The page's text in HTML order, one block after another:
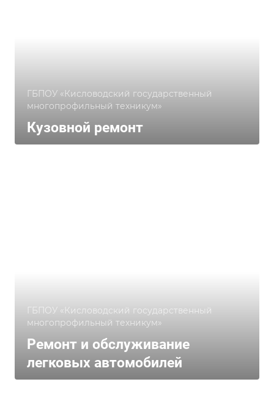
ГБПОУ «Кисловодский государственный
многопрофильный техникум»
Кузовной ремонт
ГБПОУ «Кисловодский государственный
многопрофильный техникум»
Ремонт и обслуживание
легковых автомобилей